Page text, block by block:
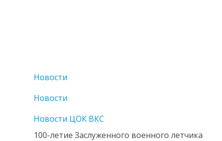
Новости
Новости
Новости ЦОК ВКС
100-летие Заслуженного военного летчика